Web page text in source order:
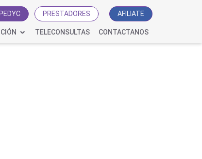
PRESTADORES AFILIATE
TELECONSULTAS CONTACTANOS